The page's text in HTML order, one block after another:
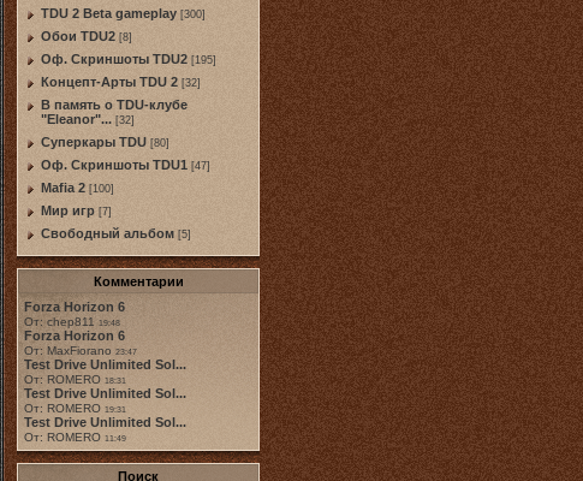
TDU 2 Beta gameplay [300]
Обои TDU2 [8]
Оф. Скриншоты TDU2 [195]
Концепт-Арты TDU 2 [32]
В память о TDU-клубе
"Eleanor"... [32]
Суперкары TDU [80]
Оф. Скриншоты TDU1 [47]
Mafia 2 [100]
Мир игр [7]
Свободный альбом [5]
Комментарии
Forza Horizon 6
От: chep811 19:48
Forza Horizon 6
От: MaxFiorano 23:47
Test Drive Unlimited Sol...
От: ROMERO 18:31
Test Drive Unlimited Sol...
От: ROMERO 19:31
Test Drive Unlimited Sol...
От: ROMERO 11:49
Поиск